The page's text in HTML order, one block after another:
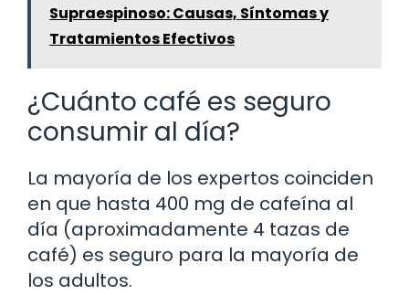
Supraespinoso: Causas, Síntomas y
Tratamientos Efectivos
¿Cuánto café es seguro
consumir al día?
La mayoría de los expertos coinciden
en que hasta 400 mg de cafeína al
día (aproximadamente 4 tazas de
café) es seguro para la mayoría de
los adultos.